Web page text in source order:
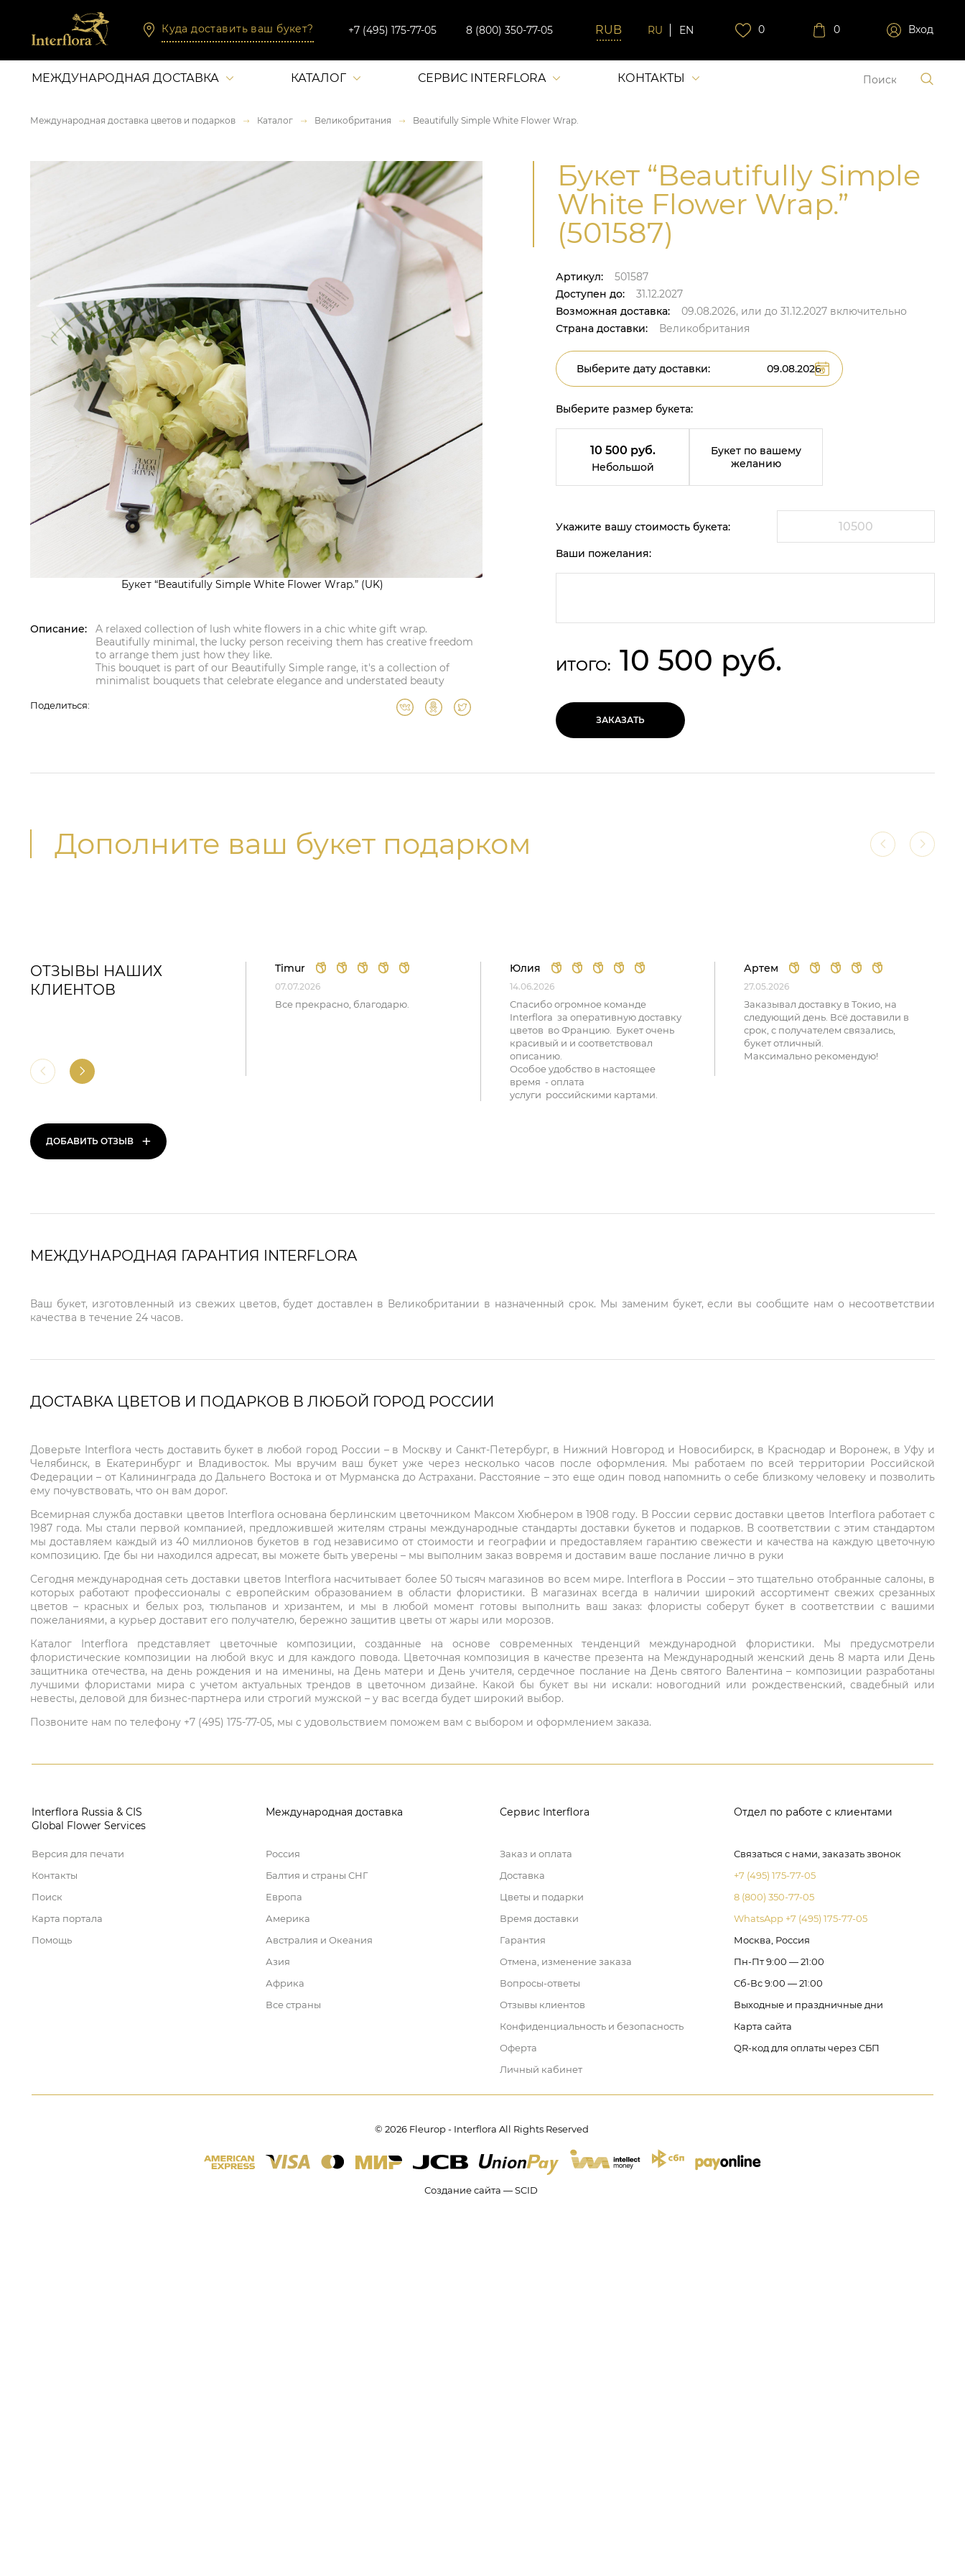
Куда доставить ваш букет? +7 (495) 175-77-05 8 (800) 350-77-05 RU EN 0 0 Вход
МЕЖДУНАРОДНАЯ ДОСТАВКА КАТАЛОГ СЕРВИС INTERFLORA КОНТАКТЫ
Международная доставка цветов и подарков Каталог Великобритания Beautifully Simple White Flower Wrap.
Букет “Beautifully Simple White Flower Wrap.” (UK)
Описание:
A relaxed collection of lush white flowers in a chic white gift wrap.
Beautifully minimal, the lucky person receiving them has creative freedom
to arrange them just how they like.
This bouquet is part of our Beautifully Simple range, it's a collection of
minimalist bouquets that celebrate elegance and understated beauty
Поделиться:
Букет “Beautifully Simple
White Flower Wrap.”
(501587)
Артикул:
501587
Доступен до:
31.12.2027
Возможная доставка:
09.08.2026, или до 31.12.2027 включительно
Страна доставки:
Великобритания
Выберите дату доставки:
Выберите размер букета:
10 500 руб.
Небольшой
Букет по вашему
желанию
Укажите вашу стоимость букета:
Ваши пожелания:
ИТОГО: 10 500 руб.
ЗАКАЗАТЬ
Дополните ваш букет подарком
ОТЗЫВЫ НАШИХ
КЛИЕНТОВ
ДОБАВИТЬ ОТЗЫВ +
Timur
07.07.2026
Все прекрасно, благодарю.
Юлия
14.06.2026
Спасибо огромное команде
Interflora за оперативную доставку
цветов во Францию. Букет очень
красивый и и соответствовал
описанию.
Особое удобство в настоящее
время - оплата
услуги российскими картами.
Артем
27.05.2026
Заказывал доставку в Токио, на
следующий день. Всё доставили в
срок, с получателем связались,
букет отличный.
Максимально рекомендую!
МЕЖДУНАРОДНАЯ ГАРАНТИЯ INTERFLORA
Ваш букет, изготовленный из свежих цветов, будет доставлен в Великобритании в назначенный срок. Мы заменим букет, если вы сообщите нам о несоответствии
качества в течение 24 часов.
ДОСТАВКА ЦВЕТОВ И ПОДАРКОВ В ЛЮБОЙ ГОРОД РОССИИ
Доверьте Interflora честь доставить букет в любой город России – в Москву и Санкт-Петербург, в Нижний Новгород и Новосибирск, в Краснодар и Воронеж, в Уфу и
Челябинск, в Екатеринбург и Владивосток. Мы вручим ваш букет уже через несколько часов после оформления. Мы работаем по всей территории Российской
Федерации – от Калининграда до Дальнего Востока и от Мурманска до Астрахани. Расстояние – это еще один повод напомнить о себе близкому человеку и позволить
ему почувствовать, что он вам дорог.
Всемирная служба доставки цветов Interflora основана берлинским цветочником Максом Хюбнером в 1908 году. В России сервис доставки цветов Interflora работает с
1987 года. Мы стали первой компанией, предложившей жителям страны международные стандарты доставки букетов и подарков. В соответствии с этим стандартом
мы доставляем каждый из 40 миллионов букетов в год независимо от стоимости и географии и предоставляем гарантию свежести и качества на каждую цветочную
композицию. Где бы ни находился адресат, вы можете быть уверены – мы выполним заказ вовремя и доставим ваше послание лично в руки
Сегодня международная сеть доставки цветов Interflora насчитывает более 50 тысяч магазинов во всем мире. Interflora в России – это тщательно отобранные салоны, в
которых работают профессионалы с европейским образованием в области флористики. В магазинах всегда в наличии широкий ассортимент свежих срезанных
цветов – красных и белых роз, тюльпанов и хризантем, и мы в любой момент готовы выполнить ваш заказ: флористы соберут букет в соответствии с вашими
пожеланиями, а курьер доставит его получателю, бережно защитив цветы от жары или морозов.
Каталог Interflora представляет цветочные композиции, созданные на основе современных тенденций международной флористики. Мы предусмотрели
флористические композиции на любой вкус и для каждого повода. Цветочная композиция в качестве презента на Международный женский день 8 марта или День
защитника отечества, на день рождения и на именины, на День матери и День учителя, сердечное послание на День святого Валентина – композиции разработаны
лучшими флористами мира с учетом актуальных трендов в цветочном дизайне. Какой бы букет вы ни искали: новогодний или рождественский, свадебный или
невесты, деловой для бизнес-партнера или строгий мужской – у вас всегда будет широкий выбор.
Позвоните нам по телефону +7 (495) 175-77-05, мы с удовольствием поможем вам с выбором и оформлением заказа.
Interflora Russia & CIS
Global Flower Services
Версия для печати
Контакты
Поиск
Карта портала
Помощь
Международная доставка
Россия
Балтия и страны СНГ
Европа
Америка
Австралия и Океания
Азия
Африка
Все страны
Сервис Interflora
Заказ и оплата
Доставка
Цветы и подарки
Время доставки
Гарантия
Отмена, изменение заказа
Вопросы-ответы
Отзывы клиентов
Конфиденциальность и безопасность
Оферта
Личный кабинет
Отдел по работе с клиентами
Связаться с нами, заказать звонок
+7 (495) 175-77-05
8 (800) 350-77-05
WhatsApp +7 (495) 175-77-05
Москва, Россия
Пн-Пт 9:00 — 21:00
Сб-Вс 9:00 — 21:00
Выходные и праздничные дни
Карта сайта
QR-код для оплаты через СБП
© 2026 Fleurop - Interflora All Rights Reserved
Создание сайта — SCID